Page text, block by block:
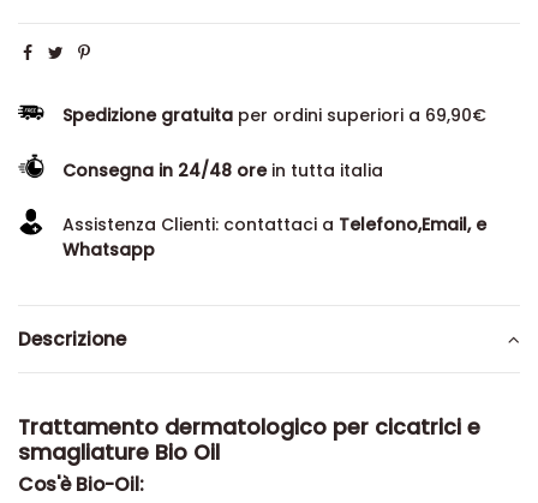
Spedizione gratuita per ordini superiori a 69,90€
Consegna in 24/48 orein tutta italia
Assistenza Clienti: contattaci a Telefono,Email, e
Whatsapp
Descrizione
Trattamento dermatologico per cicatrici e
smagliature Bio Oil
Cos'è Bio-Oil: